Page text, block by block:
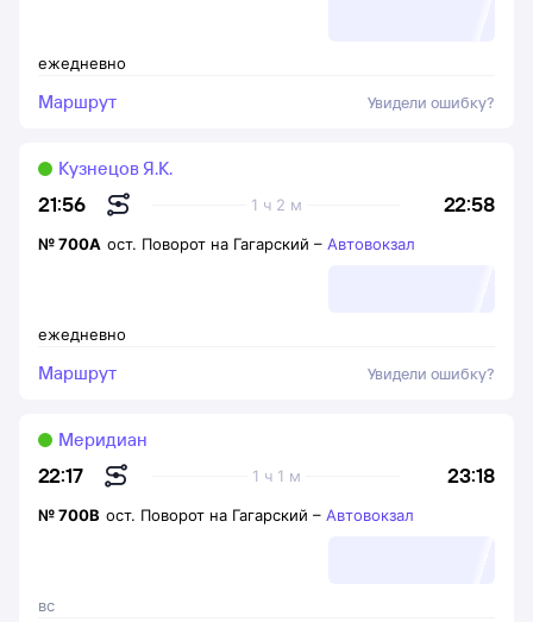
ежедневно
Маршрут Увидели ошибку?
21:56 22:58
1 ч 2 м
Кузнецов Я.К.
ежедневно
№700А ост. Поворот на Гагарский – Автовокзал
Маршрут Увидели ошибку?
22:17 23:18
1 ч 1 м
Меридиан
вс
№700В ост. Поворот на Гагарский – Автовокзал